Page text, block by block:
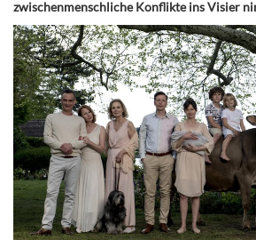
zwischenmenschliche Konflikte ins Visier